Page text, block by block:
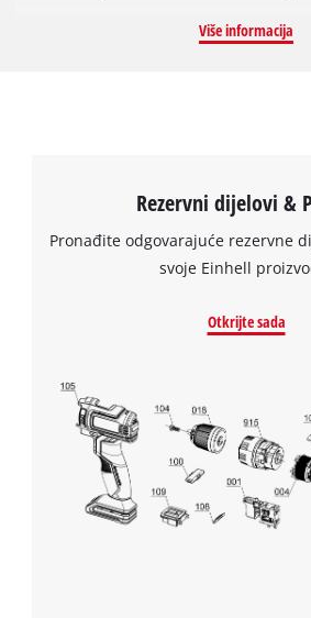
što je struganje ili obrada drva.
Više informacija
Rezervni dijelovi &
Pronađite odgovarajuće rezervne
svoje Einhell
Otkrijte sada